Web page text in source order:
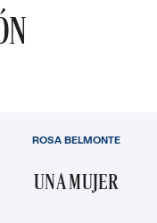
UNA MUJER
ROSA BELMONTE